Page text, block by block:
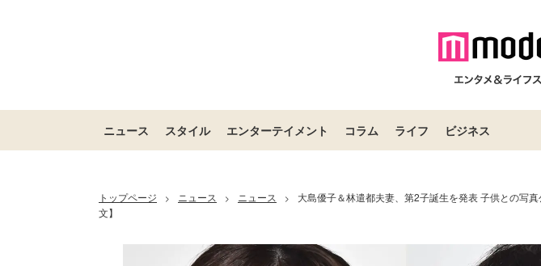
ニュース スタイル エンターテイメント コラム ライフ ビジネス
トップページ > ニュース > ニュース >
大島優子＆林遣都夫妻、第2子誕生を発表 子供との写
文】